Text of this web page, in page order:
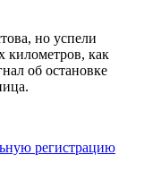
но успели
километров, как
об остановке
регистрацию